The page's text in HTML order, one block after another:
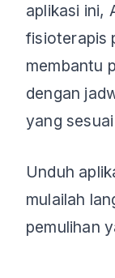
aplikasi ini,
fisioterapis
membantu
dengan
yang
Unduh
mulailah
pemulihan